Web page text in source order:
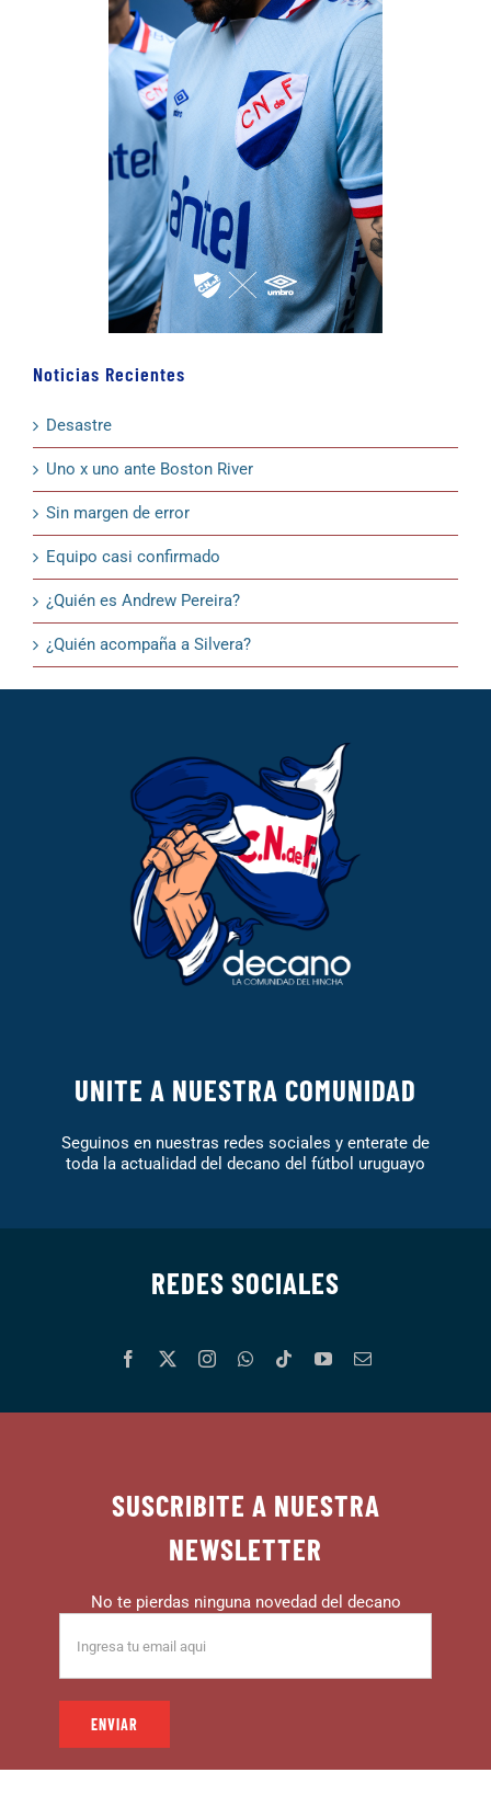
Noticias Recientes
Desastre
Uno x uno ante Boston River
Sin margen de error
Equipo casi confirmado
¿Quién es Andrew Pereira?
¿Quién acompaña a Silvera?
UNITE A NUESTRA COMUNIDAD
Seguinos en nuestras redes sociales y enterate de
toda la actualidad del decano del fútbol uruguayo
REDES SOCIALES
SUSCRIBITE A NUESTRA
NEWSLETTER
No te pierdas ninguna novedad del decano